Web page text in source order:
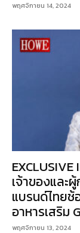
พฤศจิกายน 14, 2024
เจ้าของและ
แบรนด์ไทยช้
อาหารเสริม
พฤศจิกายน 13, 2024